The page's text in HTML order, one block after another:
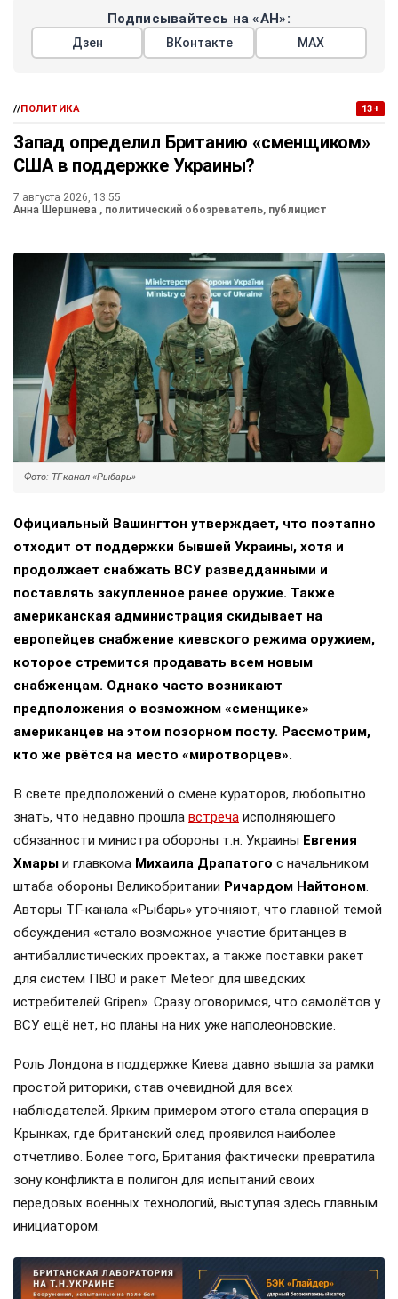
Подписывайтесь на «АН»:
Дзен ВКонтакте МАХ
//ПОЛИТИКА 13+
Запад определил Британию «сменщиком»
США в поддержке Украины?
7 августа 2026, 13:55
Анна Шершнева , политический обозреватель, публицист
Фото: ТГ-канал «Рыбарь»
Официальный Вашингтон утверждает, что поэтапно
отходит от поддержки бывшей Украины, хотя и
продолжает снабжать ВСУ разведданными и
поставлять закупленное ранее оружие. Также
американская администрация скидывает на
европейцев снабжение киевского режима оружием,
которое стремится продавать всем новым
снабженцам. Однако часто возникают
предположения о возможном «сменщике»
американцев на этом позорном посту. Рассмотрим,
кто же рвётся на место «миротворцев».
В свете предположений о смене кураторов, любопытно
знать, что недавно прошла встреча исполняющего
обязанности министра обороны т.н. Украины Евгения
Хмары и главкома Михаила Драпатого с начальником
штаба обороны Великобритании Ричардом Найтоном.
Авторы ТГ-канала «Рыбарь» уточняют, что главной темой
обсуждения «стало возможное участие британцев в
антибаллистических проектах, а также поставки ракет
для систем ПВО и ракет Meteor для шведских
истребителей Gripen». Сразу оговоримся, что самолётов у
ВСУ ещё нет, но планы на них уже наполеоновские.
Роль Лондона в поддержке Киева давно вышла за рамки
простой риторики, став очевидной для всех
наблюдателей. Ярким примером этого стала операция в
Крынках, где британский след проявился наиболее
отчетливо. Более того, Британия фактически превратила
зону конфликта в полигон для испытаний своих
передовых военных технологий, выступая здесь главным
инициатором.